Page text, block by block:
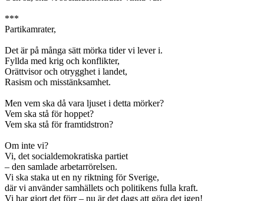
***
Partikamrater,
Det är på många sätt mörka tider vi lever i.
Fyllda med krig och konflikter,
Orättvisor och otrygghet i landet,
Rasism och misstänksamhet.
Men vem ska då vara ljuset i detta mörker?
Vem ska stå för hoppet?
Vem ska stå för framtidstron?
Om inte vi?
Vi, det socialdemokratiska partiet
– den samlade arbetarrörelsen.
Vi ska staka ut en ny riktning för Sverige,
där vi använder samhällets och politikens fulla kraft.
Vi har gjort det förr – nu är det dags att göra det igen!